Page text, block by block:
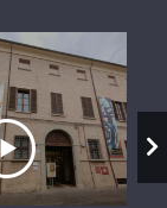
Ascolta il